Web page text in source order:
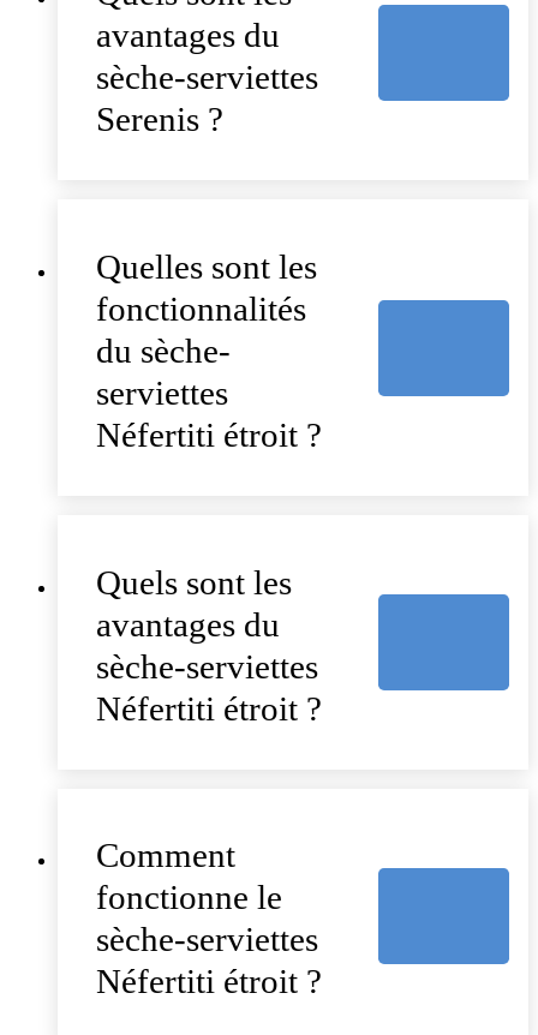
avantages du
sèche-serviettes
Serenis ?
Quelles sont les
fonctionnalités
du sèche-
serviettes
Néfertiti étroit ?
Quels sont les
avantages du
sèche-serviettes
Néfertiti étroit ?
Comment
fonctionne le
sèche-serviettes
Néfertiti étroit ?